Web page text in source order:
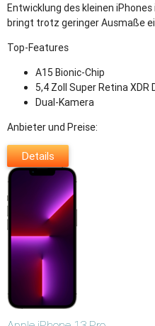
Entwicklung des kleinen
bringt trotz geringer Ausmaße
Top-Features
A15 Bionic-Chip
5,4 Zoll Super Retina XDR
Dual-Kamera
Anbieter und Preise:
Details